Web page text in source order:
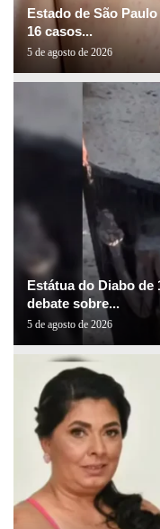
Estado de São
16 casos...
5 de agosto de 2026
Estátua do Diabo
debate sobre...
5 de agosto de 2026